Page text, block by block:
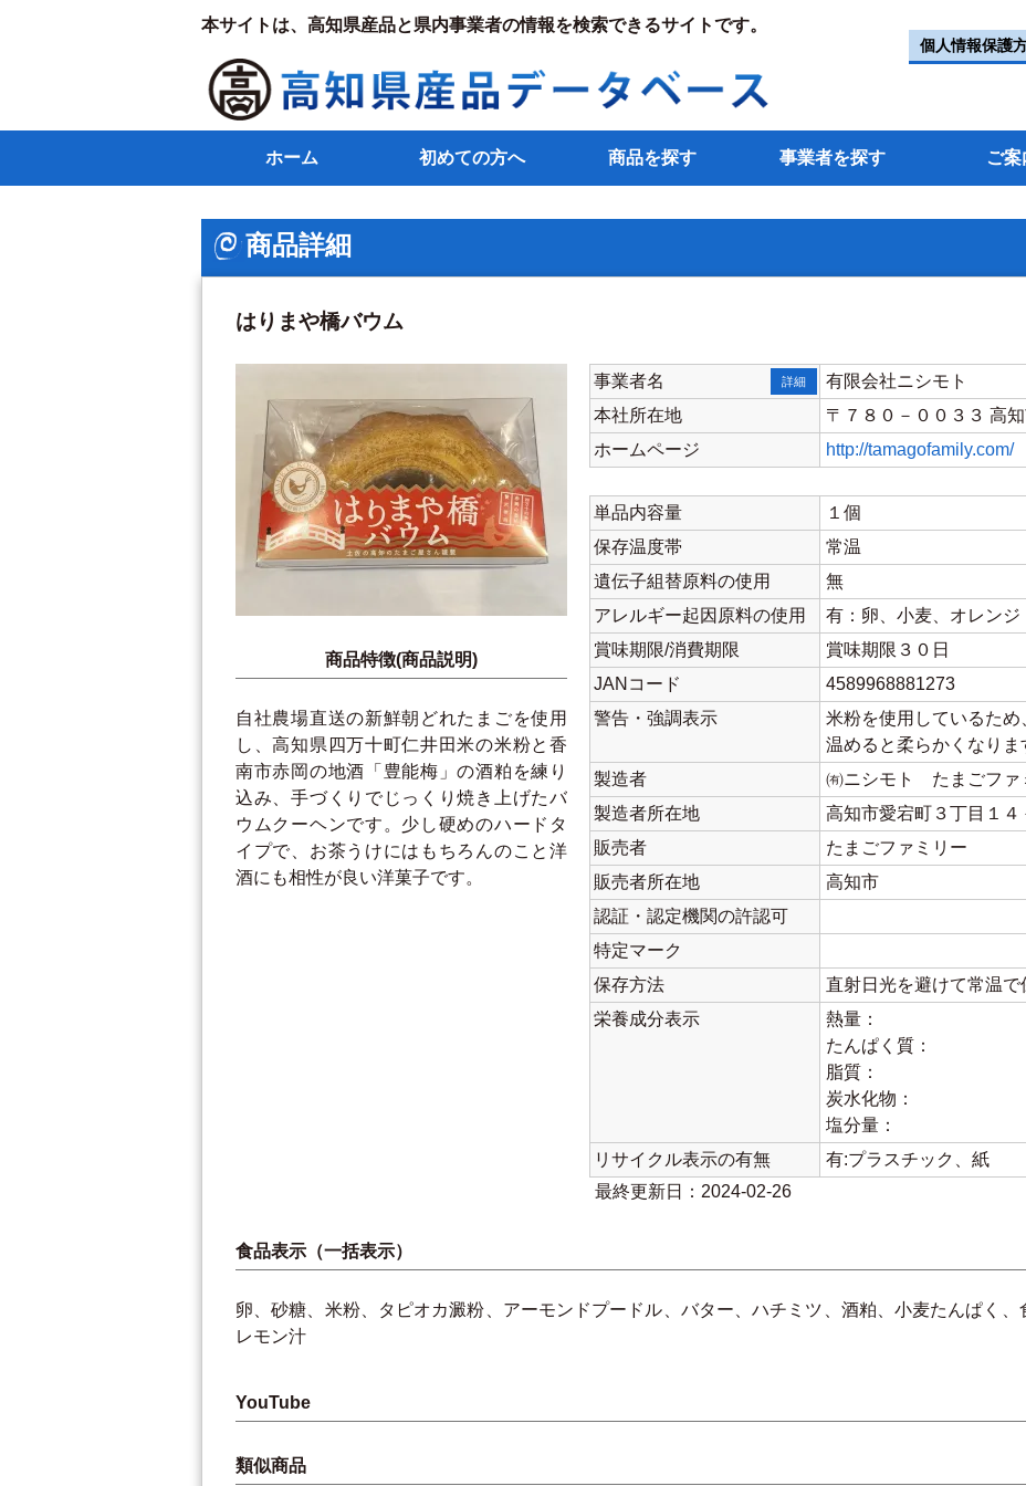
本サイトは、高知県産品と県内事業者の情報を検索できるサイトです。
個人情報保護
ホーム 初めての方へ 商品を探す 事業者を探す ご案
商品詳細
はりまや橋バウム
商品特徴(商品説明)
自社農場直送の新鮮朝どれたまごを使用
し、高知県四万十町仁井田米の米粉と香
南市赤岡の地酒「豊能梅」の酒粕を練り
込み、手づくりでじっくり焼き上げたバ
ウムクーヘンです。少し硬めのハードタ
イプで、お茶うけにはもちろんのこと洋
酒にも相性が良い洋菓子です。
事業者名 詳細
有限会社ニシモト
本社所在地
〒７８０－００３３ 高
ホームページ
http://tamagofamily.com/
単品内容量
１個
保存温度帯
常温
遺伝子組替原料の使用
無
アレルギー起因原料の使用
有：卵、小麦、オレンジ
賞味期限/消費期限
賞味期限３０日
JANコード
4589968881273
警告・強調表示
米粉を使用しているた
温めると柔らかくなりま
製造者
㈲ニシモト たまごファ
製造者所在地
高知市愛宕町３丁目１４
販売者
たまごファミリー
販売者所在地
高知市
認証・認定機関の許認可
特定マーク
保存方法
直射日光を避けて常温で
栄養成分表示
熱量：
たんぱく質：
脂質：
炭水化物：
塩分量：
リサイクル表示の有無
有:プラスチック、紙
最終更新日：2024-02-26
食品表示（一括表示）
卵、砂糖、米粉、タピオカ澱粉、アーモンドプードル、バター、ハチミツ、酒粕、小麦たんぱく、
レモン汁
YouTube
類似商品